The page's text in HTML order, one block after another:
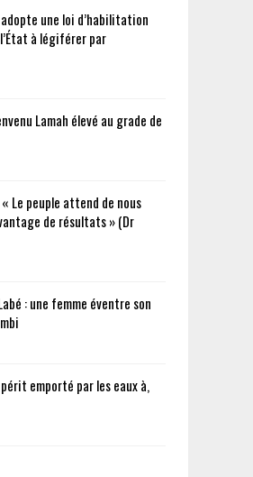
une loi d’habilitation
à légiférer par
Lamah élevé au grade de
Le peuple attend de nous
de résultats » (Dr
: une femme éventre son
emporté par les eaux à,